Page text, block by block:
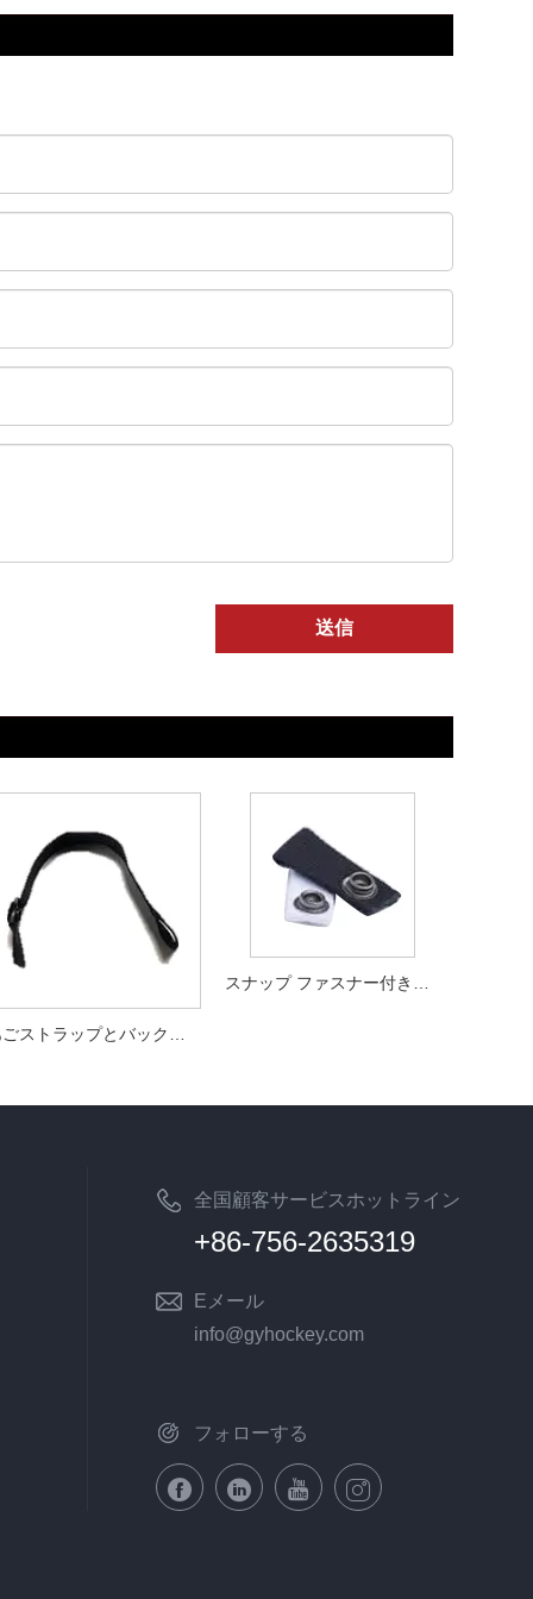
送信
スナップ ファスナー付きループ ホッケー選手ヘルメット アクセサリーのみ
全国顧客サービスホットライン
+86-756-2635319
Eメール
info@gyhockey.com
フォローする